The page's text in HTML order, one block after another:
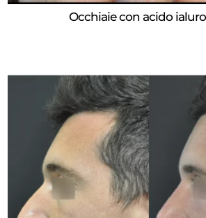
Occhiaie con acido